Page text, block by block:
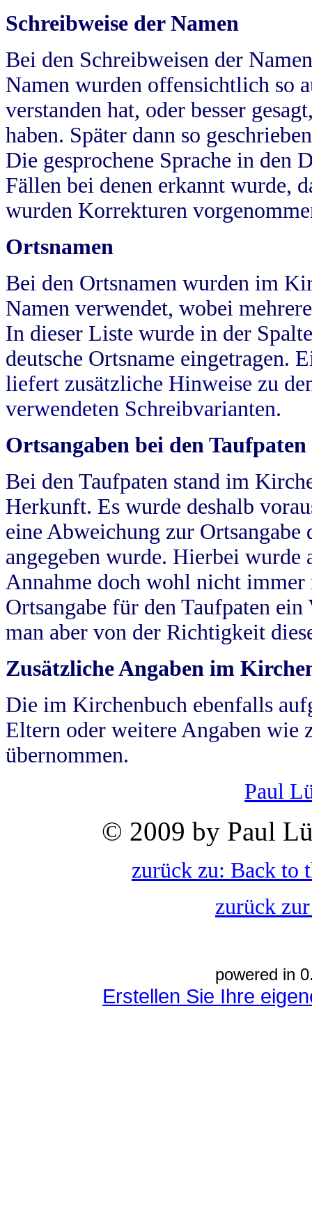
Schreibweise der Namen
Bei den Schreibweisen der
Namen wurden offensichtlich so
verstanden hat, oder besser
haben. Später dann so
Die gesprochene Sprache in
Fällen bei denen erkannt wurde,
wurden Korrekturen
Ortsnamen
Bei den Ortsnamen wurden im
Namen verwendet, wobei
In dieser Liste wurde in der
deutsche Ortsname eingetragen.
liefert zusätzliche Hinweise zu
verwendeten Schreibvarianten.
Ortsangaben bei den Taufpaten
Bei den Taufpaten stand im
Herkunft. Es wurde deshalb
eine Abweichung zur
angegeben wurde. Hierbei wurde
Annahme doch wohl nicht
Ortsangabe für den Taufpaten
man aber von der Richtigkeit
Zusätzliche Angaben im
Die im Kirchenbuch ebenfalls
Eltern oder weitere Angaben wie
übernommen.
Paul
© 2009 by Paul
zurück zu: Back to
zurück
powered in
Erstellen Sie Ihre